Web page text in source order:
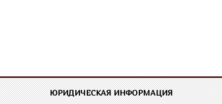
ЮРИДИЧЕСКАЯ ИНФОРМАЦИЯ